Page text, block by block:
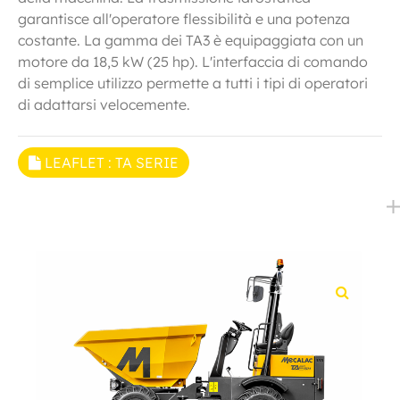
garantisce all'operatore flessibilità e una potenza
costante. La gamma dei TA3 è equipaggiata con un
motore da 18,5 kW (25 hp). L'interfaccia di comando
di semplice utilizzo permette a tutti i tipi di operatori
di adattarsi velocemente.
LEAFLET : TA SERIE